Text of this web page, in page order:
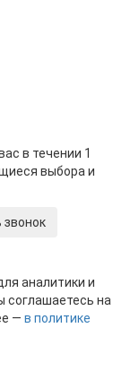
в течении 1
выбора и
звонок
аналитики и
соглашаетесь на
— в политике